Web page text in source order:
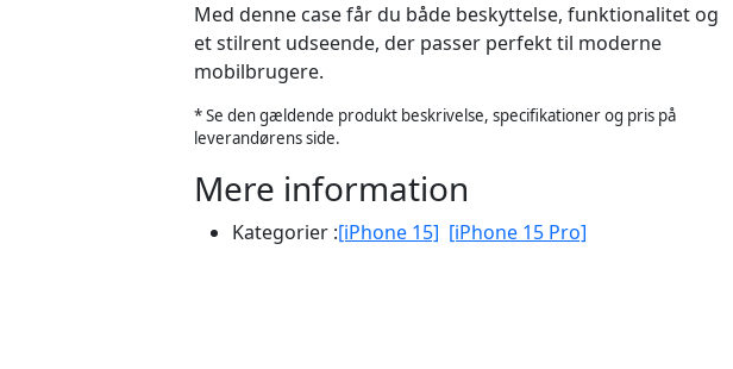
Med denne case får du både beskyttelse, funktionalitet og
et stilrent udseende, der passer perfekt til moderne
mobilbrugere.
* Se den gældende produkt beskrivelse, specifikationer og pris på
leverandørens side.
Mere information
Kategorier :[iPhone 15] [iPhone 15 Pro]